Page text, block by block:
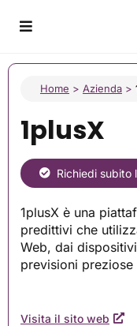
Home > Azienda >
1plusX
Richiedi subito
1plusX è una
predittivi che
Web, dai
previsioni
Visita il sito web